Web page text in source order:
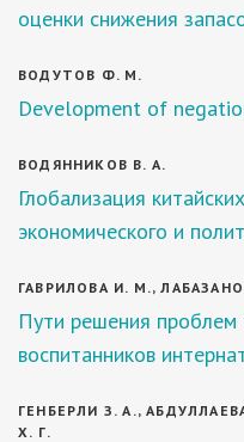
оценки снижения
ВОДУТОВ Ф. М.
Development of
ВОДЯННИКОВ В. А.
Глобализация
экономического и
ГАВРИЛОВА И. М.,
Пути решения проблем
воспитанников
ГЕНБЕРЛИ З. А.,
Х. Г.